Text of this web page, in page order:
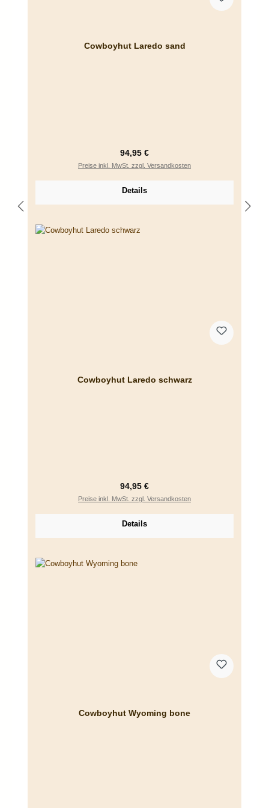
Cowboyhut Laredo sand
Regulärer Preis:
94,95 €
Preise inkl. MwSt. zzgl. Versandkosten
Details
Cowboyhut Laredo schwarz
Regulärer Preis:
94,95 €
Preise inkl. MwSt. zzgl. Versandkosten
Details
Cowboyhut Wyoming bone